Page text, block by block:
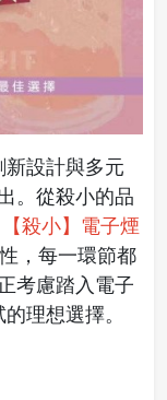
設計與多元
。從殺小的品
【殺小】電子煙
，每一環節都
考慮踏入電子
理想選擇。